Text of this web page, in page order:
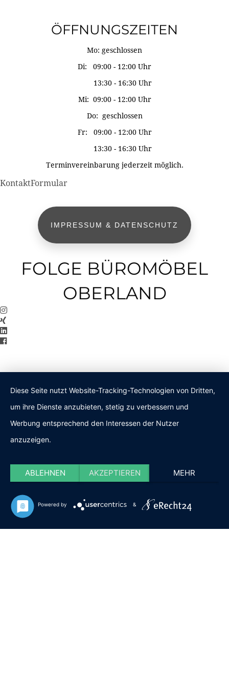
ÖFFNUNGSZEITEN
Mo: geschlossen
Di: 09:00 - 12:00 Uhr
13:30 - 16:30 Uhr
Mi: 09:00 - 12:00 Uhr
Do: geschlossen
Fr: 09:00 - 12:00 Uhr
13:30 - 16:30 Uhr
Terminvereinbarung jederzeit möglich.
KontaktFormular
IMPRESSUM & DATENSCHUTZ
FOLGE BÜROMÖBEL
OBERLAND
Diese Seite nutzt Website-Tracking-Technologien von Dritten,
um ihre Dienste anzubieten, stetig zu verbessern und
Werbung entsprechend den Interessen der Nutzer
anzuzeigen.
ABLEHNEN AKZEPTIEREN MEHR
Powered by &